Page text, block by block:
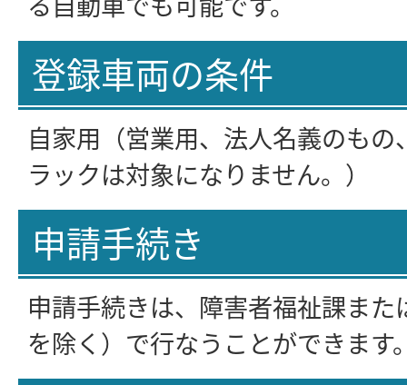
登録車両の条件
自家用（営業用、法人名義のも
ラックは対象になりません。）
申請手続き
申請手続きは、障害者福祉課ま
を除く）で行なうことができます